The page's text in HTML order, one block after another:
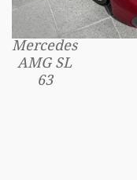
Mercedes
AMG SL
63